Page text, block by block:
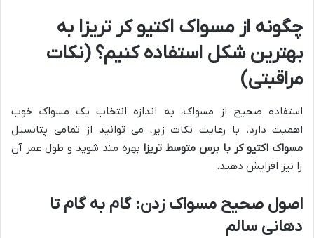
چگونه از مسواک اکتیو کر تریزا به
بهترین شکل استفاده کنیم؟ (نکات
مراقبتی)
استفاده صحیح از مسواک، به اندازه انتخاب یک مسواک خوب
اهمیت دارد. با رعایت نکات زیر، می توانید از تمامی پتانسیل
مسواک اکتیو کر با برس متوسط تریزا بهره مند شوید و طول عمر آن
را نیز افزایش دهید.
اصول صحیح مسواک زدن: گام به گام تا
دهانی سالم